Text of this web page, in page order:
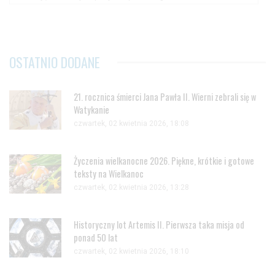
OSTATNIO DODANE
21. rocznica śmierci Jana Pawła II. Wierni zebrali się w
Watykanie
czwartek, 02 kwietnia 2026, 18:08
Życzenia wielkanocne 2026. Piękne, krótkie i gotowe
teksty na Wielkanoc
czwartek, 02 kwietnia 2026, 13:28
Historyczny lot Artemis II. Pierwsza taka misja od
ponad 50 lat
czwartek, 02 kwietnia 2026, 18:10